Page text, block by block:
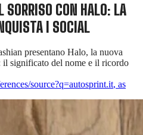
CON HALO: LA
I SOCIAL
presentano Halo, la nuova
significato del nome e il ricordo
source?q=autosprint.it, as